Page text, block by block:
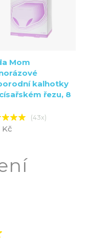
Mom
kalhotky
řezu, 8
(43x)
Kč